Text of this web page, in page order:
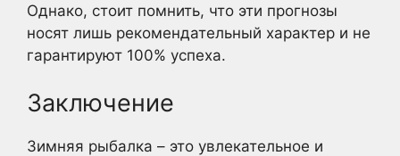
Однако, стоит помнить, что эти прогнозы
носят лишь рекомендательный характер и не
гарантируют 100% успеха.
Заключение
Зимняя рыбалка – это увлекательное и